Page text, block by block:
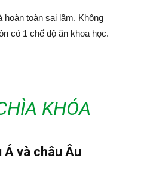
hoàn toàn sai lầm. Không
có 1 chế độ ăn khoa học.
KHÓA
và châu Âu